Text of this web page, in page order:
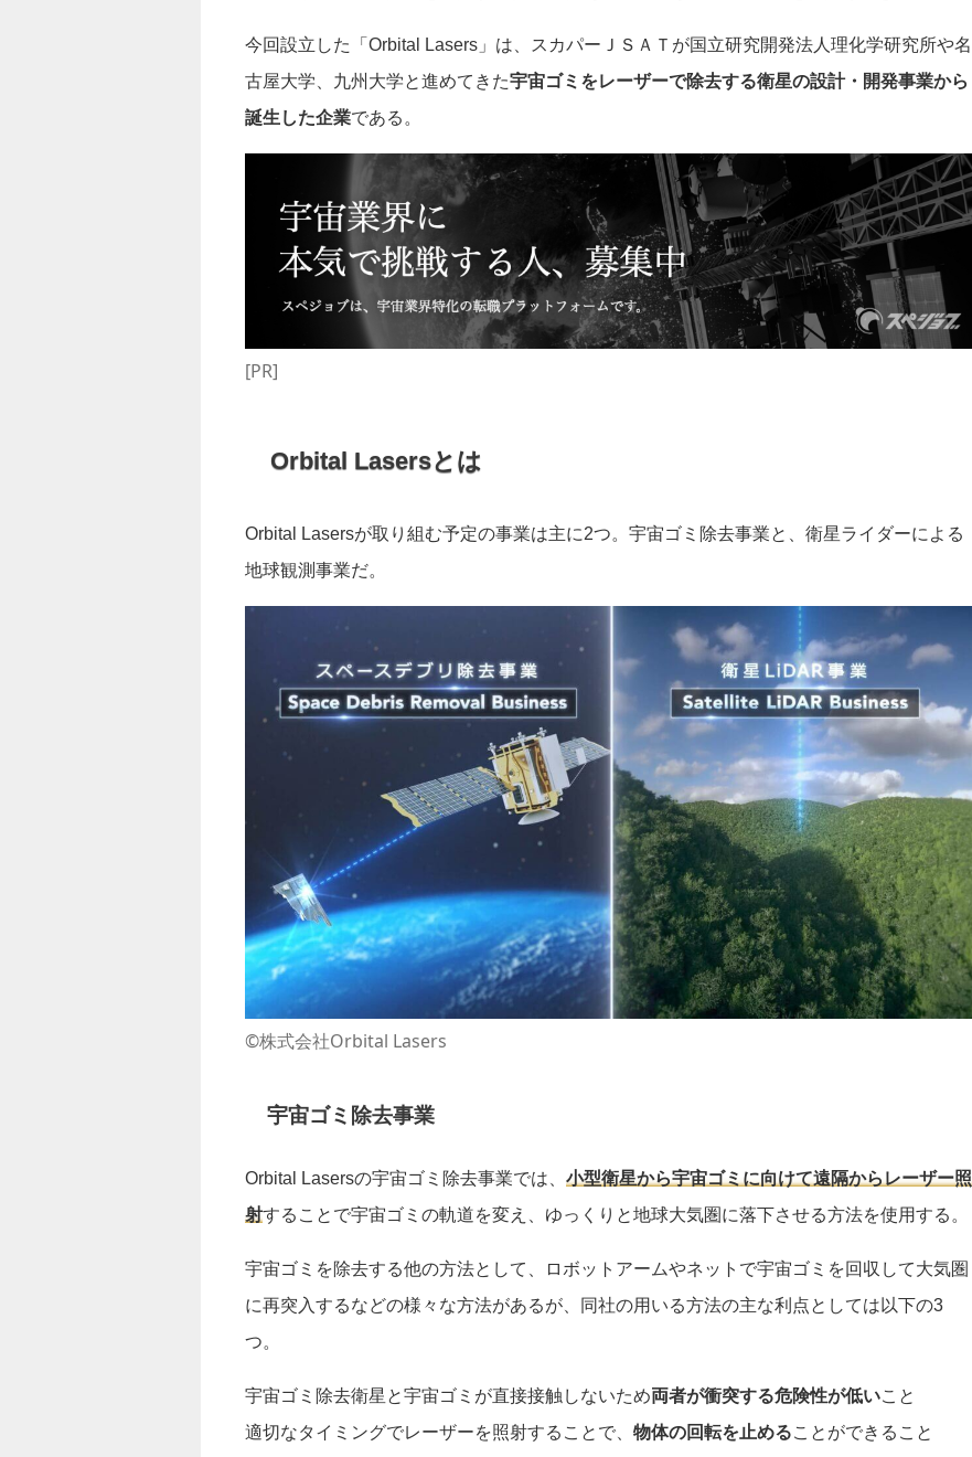
今回設立した「Orbital Lasers」は、スカパーＪＳＡＴが国立研究開発法人理化学研究所や名
古屋大学、九州大学と進めてきた宇宙ゴミをレーザーで除去する衛星の設計・開発事業から
誕生した企業である。
[PR]
Orbital Lasersとは
Orbital Lasersが取り組む予定の事業は主に2つ。宇宙ゴミ除去事業と、衛星ライダーによる
地球観測事業だ。
©株式会社Orbital Lasers
宇宙ゴミ除去事業
Orbital Lasersの宇宙ゴミ除去事業では、小型衛星から宇宙ゴミに向けて遠隔からレーザー照
射することで宇宙ゴミの軌道を変え、ゆっくりと地球大気圏に落下させる方法を使用する。
宇宙ゴミを除去する他の方法として、ロボットアームやネットで宇宙ゴミを回収して大気圏
に再突入するなどの様々な方法があるが、同社の用いる方法の主な利点としては以下の3
つ。
宇宙ゴミ除去衛星と宇宙ゴミが直接接触しないため両者が衝突する危険性が低い こと
適切なタイミングでレーザーを照射することで、物体の回転を止める ことができること